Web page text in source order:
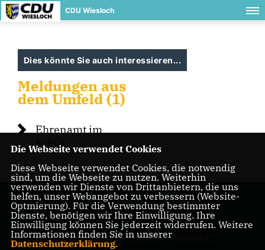
CDU Wiesloch
Dies könnte Sie auch interessieren...
Meldungen aus
dem Umfeld (1)
Ehrenamt im
Fokus
IMPRESSUM DATENSCHUTZ
Die Webseite verwendet Cookies
Diese Webseite verwendet Cookies, die notwendig
sind, um die Webseite zu nutzen. Weiterhin
verwenden wir Dienste von Drittanbietern, die uns
helfen, unser Webangebot zu verbessern (Website-
Optmierung). Für die Verwendung bestimmter
Dienste, benötigen wir Ihre Einwilligung. Ihre
Einwilligung können Sie jederzeit widerrufen. Weitere
Informationen finden Sie in unserer
Datenschutzerklärung.